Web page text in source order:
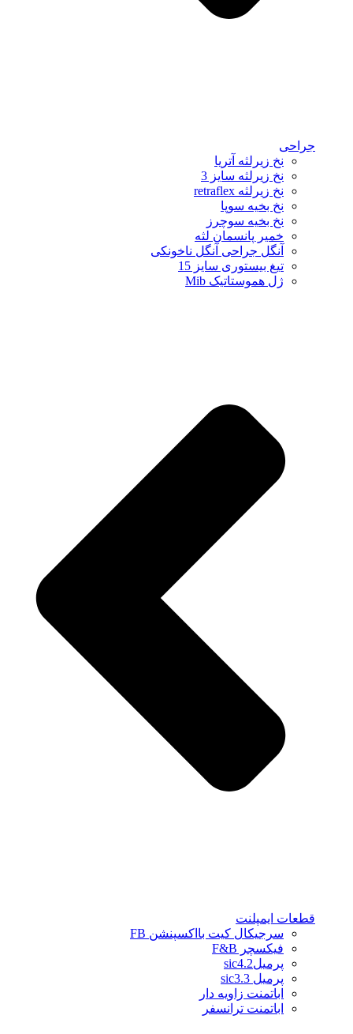
جراحی
نخ زیرلثه آتریا
نخ زیرلثه سایز 3
نخ زیرلثه retraflex
نخ بخیه سوپا
نخ بخیه سوچرز
خمیر پانسمان لثه
آنگل جراحی آنگل ناخونکی
تیغ بیستوری سایز 15
ژل هموستاتیک Mib
قطعات ایمپلنت
سرجیکال کیت بااکسپنشن FB
فیکسچر F&B
پرمیلsic4.2
پرمیل sic3.3
اباتمنت زاویه دار
اباتمنت ترانسفر